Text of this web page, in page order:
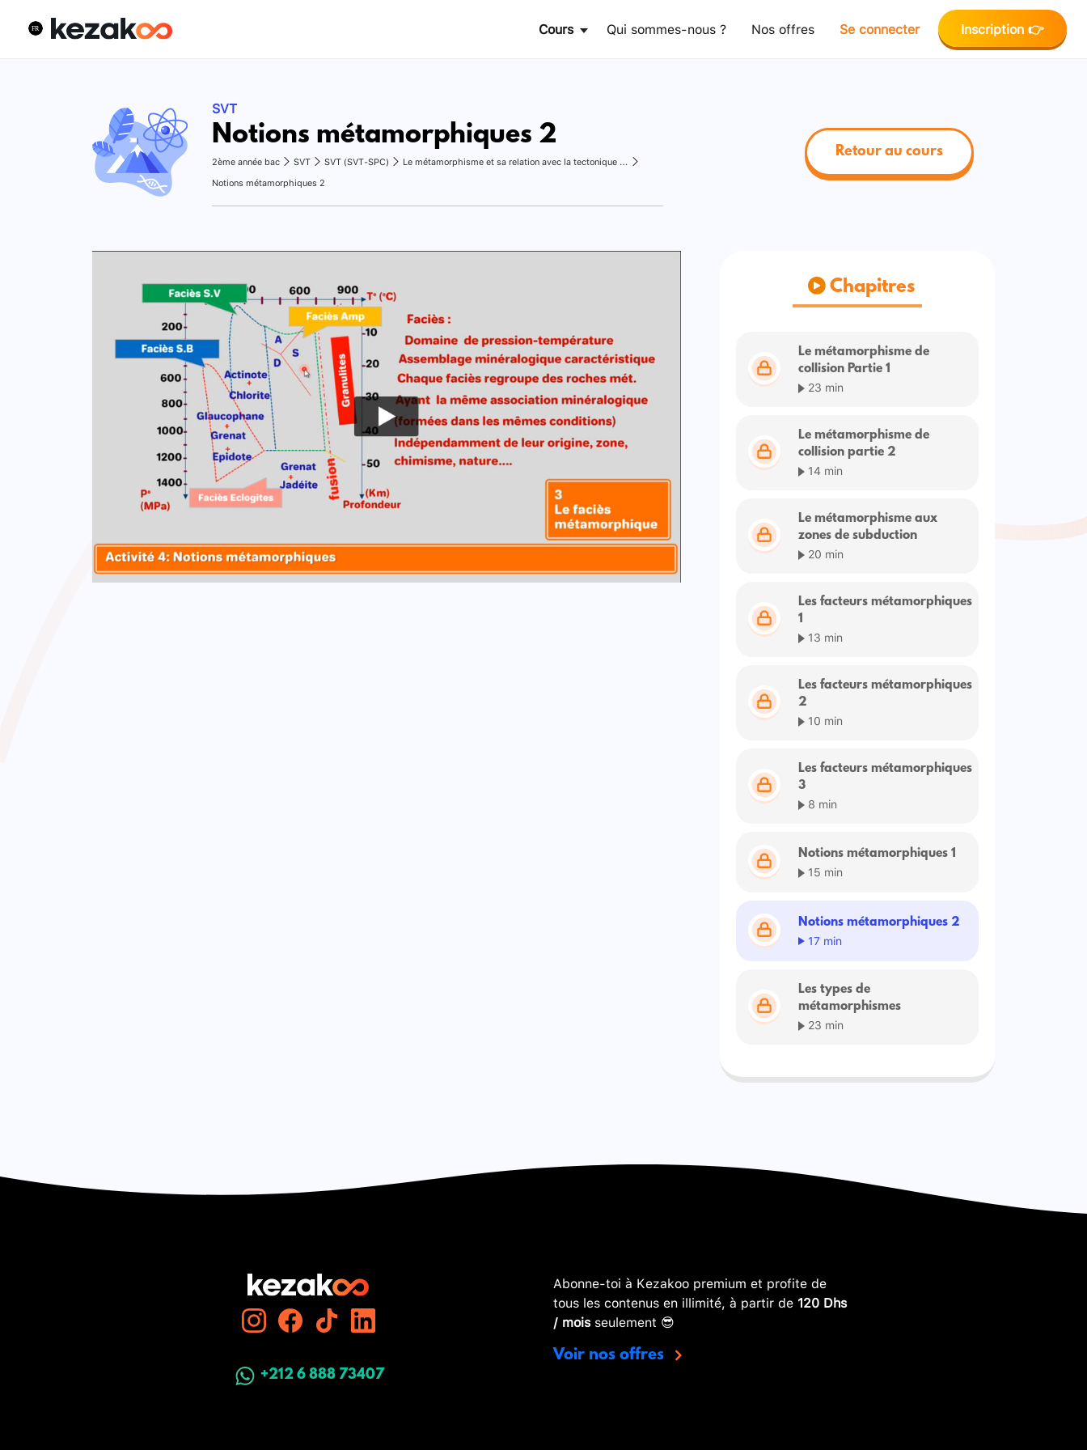
Cours Qui sommes-nous ? Nos offres Se connecter Inscription 👉
SVT
Notions métamorphiques 2
2ème année bac SVT SVT (SVT-SPC)
Le métamorphisme et sa relation avec la tectonique des plaques
Notions métamorphiques 2
Retour au cours
Chapitres
Le métamorphisme de
collision Partie 1
23 min
Le métamorphisme de
collision partie 2
14 min
Le métamorphisme aux
zones de subduction
20 min
Les facteurs métamorphiques
1
13 min
Les facteurs métamorphiques
2
10 min
Les facteurs métamorphiques
3
8 min
Notions métamorphiques 1
15 min
Notions métamorphiques 2
17 min
Les types de
métamorphismes
23 min
+212 6 888 73407
Abonne-toi à Kezakoo premium et profite de
tous les contenus en illimité, à partir de 120 Dhs
/ moisseulement 😎
Voir nos offres